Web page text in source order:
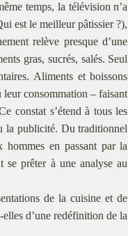
temps, la télévision n’a
est le meilleur pâtissier ?),
relève presque d’une
gras, sucrés, salés. Seul
Aliments et boissons
leur consommation – faisant
constat s’étend à tous les
la publicité. Du traditionnel
en passant par la
se prêter à une analyse au
de la cuisine et de
elles d’une redéfinition de la